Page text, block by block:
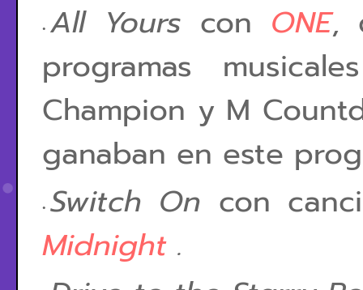
All Yours con ONE,
programas
Champion y M
ganaban en este
Switch On con
Midnight .